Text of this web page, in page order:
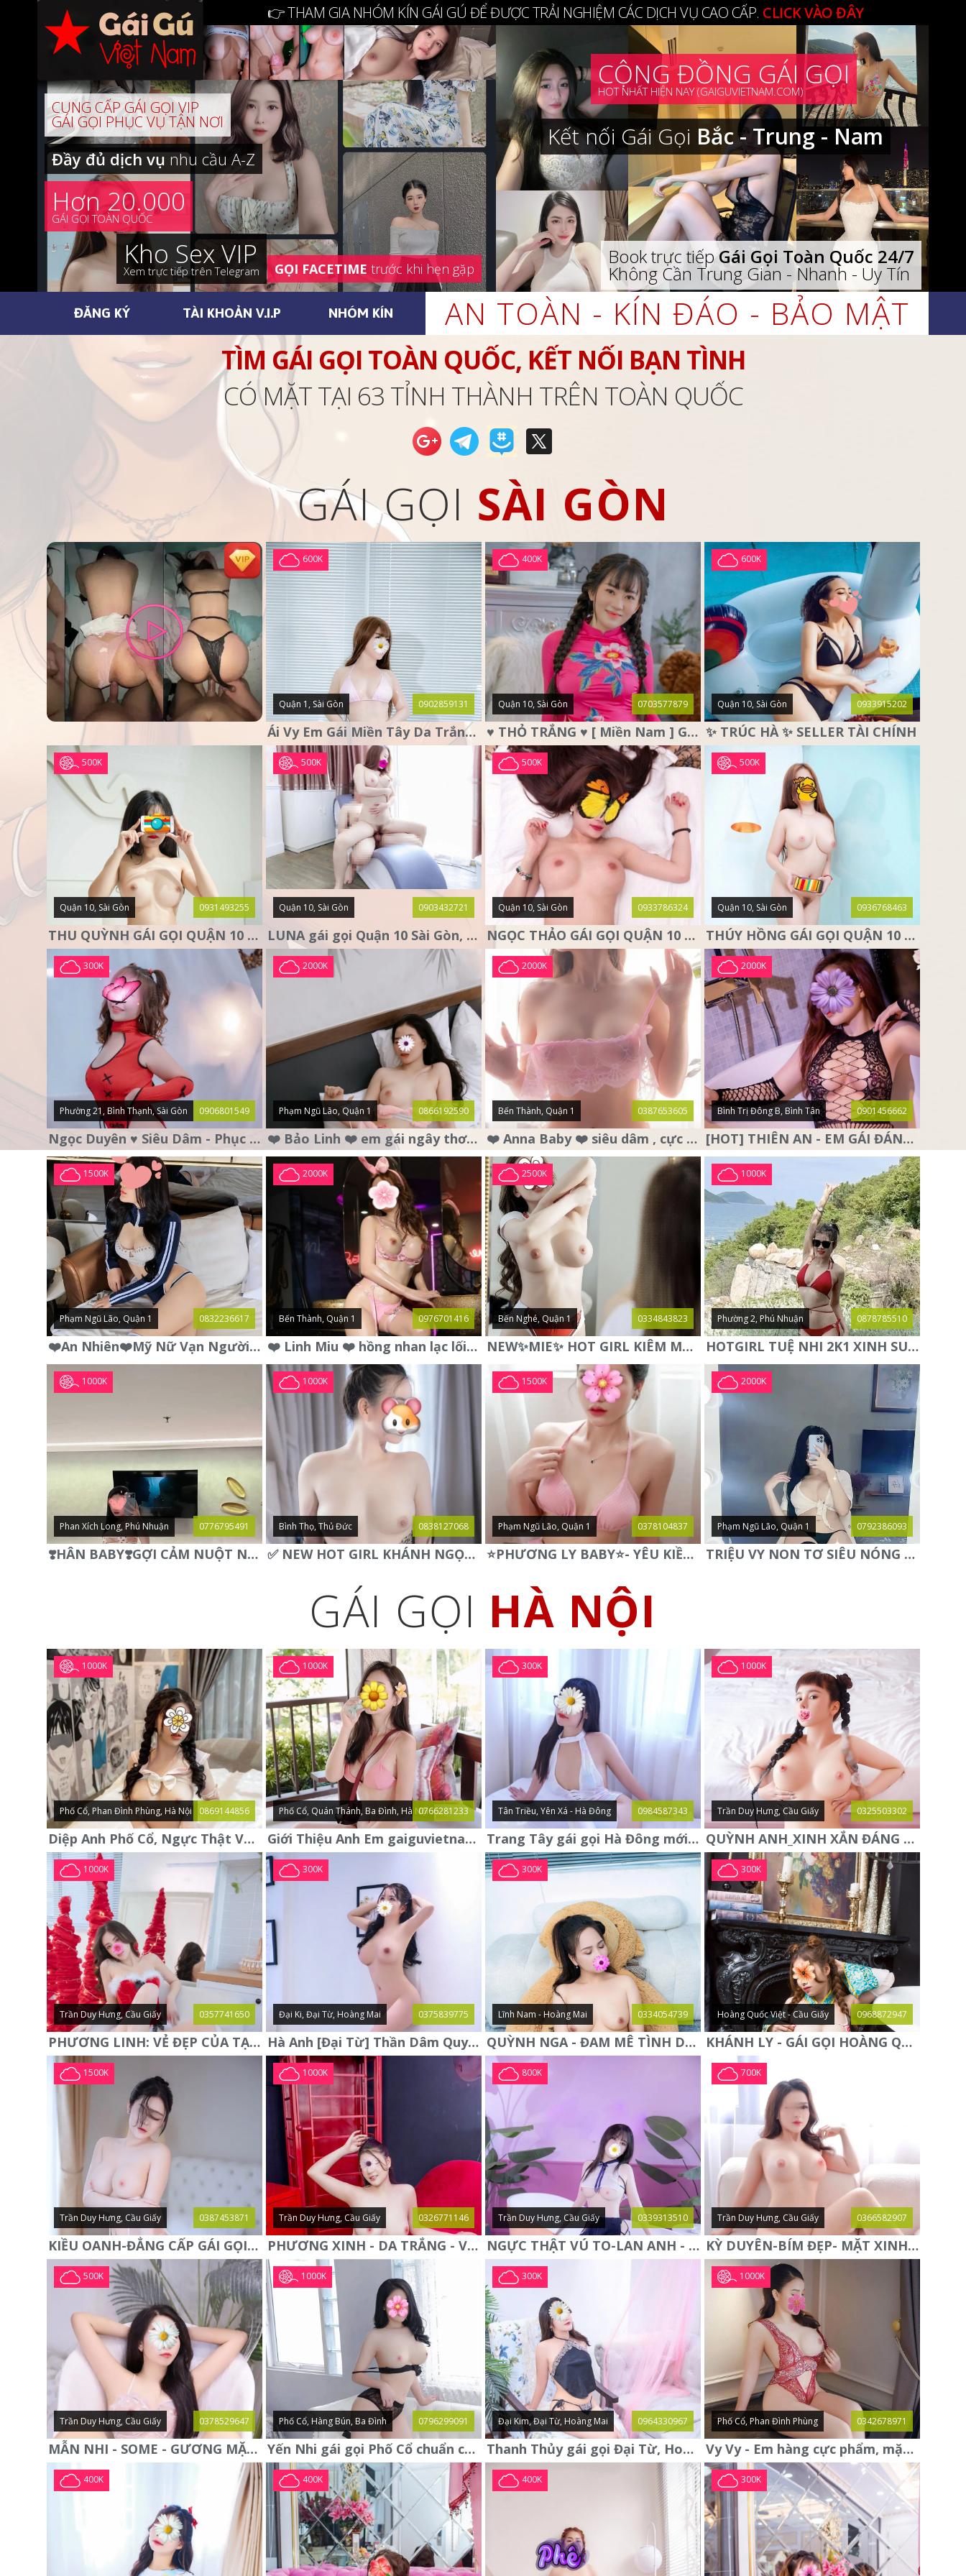
👉 THAM GIA NHÓM KÍN GÁI GÚ ĐỂ ĐƯỢC TRẢI NGHIỆM CÁC DỊCH VỤ CAO CẤP. CLICK VÀO ĐÂY
CUNG CẤP GÁI GỌI VIP
GÁI GỌI PHỤC VỤ TẬN NƠI
Đầy đủ dịch vụnhu cầu A-Z
Hơn 20.000
GÁI GỌI TOÀN QUỐC
Kho Sex VIP
Xem trực tiếp trên Telegram GỌI FACETIME trước khi hẹn gặp
Kết nối Gái Gọi Bắc - Trung - Nam
CỘNG ĐỒNG GÁI GỌI
HOT NHẤT HIỆN NAY (GAIGUVIETNAM.COM)
Book trực tiếpGái Gọi Toàn Quốc 24/7
Không Cần Trung Gian - Nhanh - Uy Tín
ĐĂNG KÝ TÀI KHOẢN V.I.P NHÓM KÍN AN TOÀN - KÍN ĐÁO - BẢO MẬT
TÌM GÁI GỌI TOÀN QUỐC, KẾT NỐI BẠN TÌNH
CÓ MẶT TẠI 63 TỈNH THÀNH TRÊN TOÀN QUỐC
GÁI GỌI SÀI GÒN
600K
Quận 1, Sài Gòn 0902859131
Ái Vy Em Gái Miền Tây Da Trắng, Ngực To Chiều Như Người Yêu
400K
Quận 10, Sài Gòn 0703577879
♥️ THỎ TRẮNG ♥️ [ Miền Nam ] Gái Gọi Quận 10, Sài Gòn
600K
Quận 10, Sài Gòn 0933915202
✨ TRÚC HÀ ✨ SELLER TÀI CHÍNH
500K
Quận 10, Sài Gòn 0931493255
THU QUỲNH GÁI GỌI QUẬN 10 – MẶT XINH DA TRẮNG – SANG
500K
Quận 10, Sài Gòn 0903432721
LUNA gái gọi Quận 10 Sài Gòn, nàng thơ tình cảm
500K
Quận 10, Sài Gòn 0933786324
NGỌC THẢO GÁI GỌI QUẬN 10 SÀI GÒN, DÂM XINH CÁ TÍNH
500K
Quận 10, Sài Gòn 0936768463
THÚY HỒNG GÁI GỌI QUẬN 10 – SIÊU PHẨM MÔNG THẦN THÁNH
300K
Phường 21, Bình Thạnh, Sài Gòn 0906801549
Ngọc Duyên ♥️ Siêu Dâm - Phục Vụ Tận Tình - Chu Đáo
2000K
Phạm Ngũ Lão, Quận 1 0866192590
❤️ Bảo Linh ❤️ em gái ngây thơ , mặt nai tơ , chân dài dáng đẹp .
2000K
Bến Thành, Quận 1 0387653605
❤️ Anna Baby ❤️ siêu dâm , cực dâm và sở hữu cặp vú đẹp nhức
2000K
Bình Trị Đông B, Bình Tân 0901456662
[HOT] THIÊN AN - EM GÁI ĐÁNG YÊU, DỄ THƯƠNG,RẤT DÂM
1500K
Phạm Ngũ Lão, Quận 1 0832236617
❤️An Nhiên❤️Mỹ Nữ Vạn Người Mê,Da Trắng, Mặt Xynh, Đẹp Từng
2000K
Bến Thành, Quận 1 0976701416
❤️ Linh Miu ❤️ hồng nhan lạc lối , vẻ đẹp không thể chối từ .
2500K
Bến Nghé, Quận 1 0334843823
NEW✨MIE✨ HOT GIRL KIÊM MẪU ẢNH HÀNG CỰC NGON LẦN ĐẦU
1000K
Phường 2, Phú Nhuận 0878785510
HOTGIRL TUỆ NHI 2K1 XINH SUGGAR BABY TUYỆT HÀNG MỚI
1000K
Phan Xích Long, Phú Nhuận 0776795491
❣️HÂN BABY❣️GỢI CẢM NUỘT NÀ DÁNG SON XINH XINH QUYẾN RŨ
1000K
Bình Thọ, Thủ Đức 0838127068
✅ NEW HOT GIRL KHÁNH NGỌC ✅ BODY CỰC NGON NÓNG
1500K
Phạm Ngũ Lão, Quận 1 0378104837
⭐️PHƯƠNG LY BABY⭐️- YÊU KIỀU QUYẾN RŨ - SAY ĐẮM SI MÊ
2000K
Phạm Ngũ Lão, Quận 1 0792386093
TRIỆU VY NON TƠ SIÊU NÓNG BỎNG GỢI TÌNH NGỌT NGÀO
GÁI GỌI HÀ NỘI
1000K
Phố Cổ, Phan Đình Phùng, Hà Nội 0869144856
Diệp Anh Phố Cổ, Ngực Thật Vú To Thơm Tho Quyến Rũ
1000K
Phố Cổ, Quán Thánh, Ba Đình, Hà Nội0766281233
Giới Thiệu Anh Em gaiguvietnam.com Em Gái Gọi Cao Cấp Mới
300K
Tân Triều, Yên Xá - Hà Đông 0984587343
Trang Tây gái gọi Hà Đông mới xác thực
1000K
Trần Duy Hưng, Cầu Giấy 0325503302
QUỲNH ANH_XINH XẮN ĐÁNG YÊU, HÀNG ĐẸP TUYỂN CHỌN
1000K
Trần Duy Hưng, Cầu Giấy 0357741650
PHƯƠNG LINH: VẺ ĐẸP CỦA TẠO HÓA, XINH ĐẸP, SEXY, QUYỄN RŨ
300K
Đại Ki, Đại Từ, Hoàng Mai 0375839775
Hà Anh [Đại Từ] Thần Dâm Quyến Rũ Gợi Cảm - Ngực To Body Mượt
300K
Lĩnh Nam - Hoàng Mai 0334054739
QUỲNH NGA - ĐAM MÊ TÌNH DỤC - CHUYÊN KHOA KÈN SÁO - ĐIỆN
300K
Hoàng Quốc Việt - Cầu Giấy 0968872947
KHÁNH LY - GÁI GỌI HOÀNG QUỐC VIỆT - DÂM ĐÃNG CHIỀU
1500K
Trần Duy Hưng, Cầu Giấy 0387453871
KIỀU OANH-ĐẲNG CẤP GÁI GỌI XINH SANG-NGOAN NGOÃN
1000K
Trần Duy Hưng, Cầu Giấy 0326771146
PHƯƠNG XINH - DA TRẮNG - VÚ TO - DÁNG ĐẸP - NGON
800K
Trần Duy Hưng, Cầu Giấy 0339313510
NGỰC THẬT VÚ TO-LAN ANH - BƯỚM ĐẸP TUYỆT SẮC GIAI
700K
Trần Duy Hưng, Cầu Giấy 0366582907
KỲ DUYÊN-BÍM ĐẸP- MẶT XINH- CHIỀU KHÁCH HẾT CỠ
500K
Trần Duy Hưng, Cầu Giấy 0378529647
MẪN NHI - SOME - GƯƠNG MẶT XINH XẮN -CỰC CHIỀU KHÁCH
1000K
Phố Cổ, Hàng Bún, Ba Đình 0796299091
Yến Nhi gái gọi Phố Cổ chuẩn chất ngon ngoan xinh yêu lần đầu lên
300K
Đại Kim, Đại Từ, Hoàng Mai 0964330967
Thanh Thủy gái gọi Đại Từ, Hoàng Mai mới xác thực, xinh xuất sắc
1000K
Phố Cổ, Phan Đình Phùng 0342678971
Vy Vy - Em hàng cực phẩm, mặt đẹp, vú to, bím khít rịt
400K 400K 400K 300K